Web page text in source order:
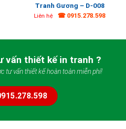
Tranh Gương – D-008
Liên hệ ☎ 0915.278.598
vấn thiết kế in tranh ?
tư vấn thiết kế hoàn toàn miễn phí!